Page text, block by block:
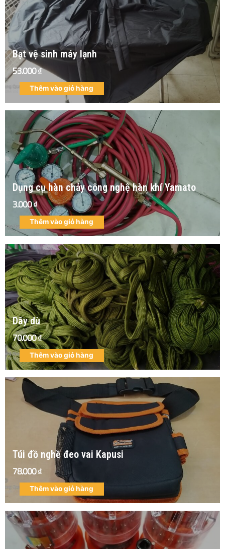
Bạt vệ sinh máy lạnh
53.000₫
Thêm vào giỏ hàng
Dụng cụ hàn chảy công nghệ hàn khí Yamato
3.000₫
Thêm vào giỏ hàng
Dây dù
70.000₫
Thêm vào giỏ hàng
Túi đồ nghề đeo vai Kapusi
78.000₫
Thêm vào giỏ hàng